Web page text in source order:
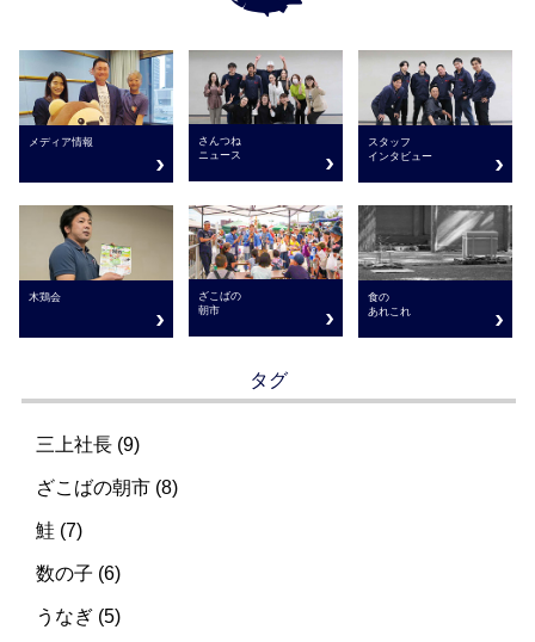
メディア情報
さんつね
ニュース
スタッフ
インタビュー
木鶏会
ざこばの
朝市
食の
あれこれ
タグ
三上社長 (9)
ざこばの朝市 (8)
鮭 (7)
数の子 (6)
うなぎ (5)